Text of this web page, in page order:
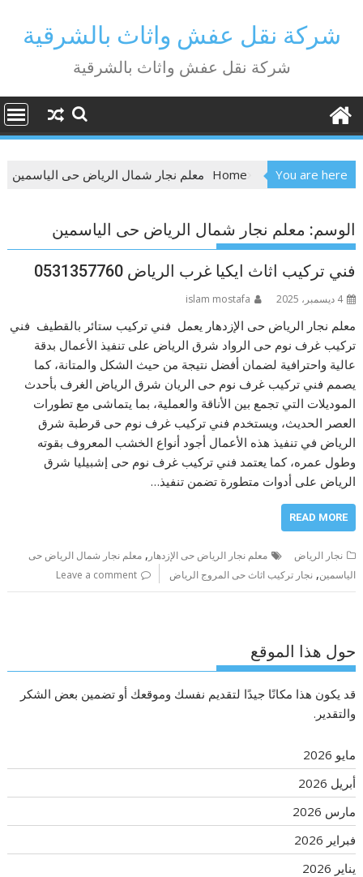
contentشركة نقل عفش واثاث بالشرقية
شركة نقل عفش واثاث بالشرقية
You are here
Home معلم نجار شمال الرياض حى الياسمين
الوسم: معلم نجار شمال الرياض حى الياسمين
فني تركيب اثاث ايكيا غرب الرياض 0531357760
4 ديسمبر، 2025 islam mostafa
معلم نجار الرياض حى الإزدهار يعمل فني تركيب ستائر بالقطيف فني
تركيب غرف نوم حى الرواد شرق الرياض على تنفيذ الأعمال بدقة
عالية واحترافية لضمان أفضل نتيجة من حيث الشكل والمتانة، كما
يصمم فني تركيب غرف نوم حى الريان شرق الرياض الغرف بأحدث
الموديلات التي تجمع بين الأناقة والعملية، بما يتماشى مع تطورات
العصر الحديث، ويستخدم فني تركيب غرف نوم حى قرطبة شرق
الرياض في تنفيذ هذه الأعمال أجود أنواع الخشب المعروف بقوته
وطول عمره، كما يعتمد فني تركيب غرف نوم حى إشبيليا شرق
الرياض على أدوات متطورة تضمن تنفيذ…
READ MORE
نجار الرياض معلم نجار الرياض حى الإزدهار ,معلم نجار شمال الرياض حى
الياسمين,نجار تركيب اثاث حى المروج الرياض Leave a comment
حول هذا الموقع
قد يكون هذا مكانًا جيدًا لتقديم نفسك وموقعك أو تضمين بعض الشكر
والتقدير.
مايو 2026
أبريل 2026
مارس 2026
فبراير 2026
يناير 2026